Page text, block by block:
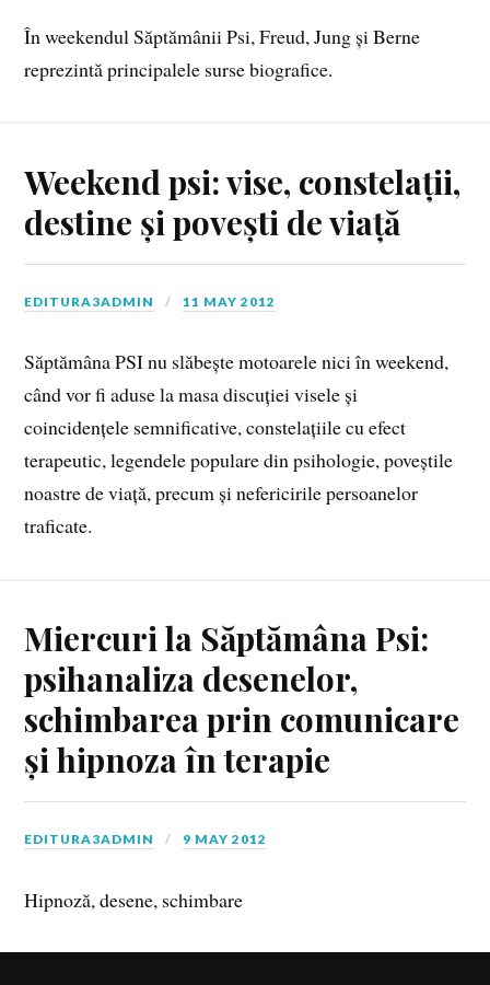
În weekendul Săptămânii Psi, Freud, Jung și Berne
reprezintă principalele surse biografice.
Weekend psi: vise, constelații,
destine și povești de viață
EDITURA3ADMIN 11 MAY 2012
Săptămâna PSI nu slăbește motoarele nici în weekend,
când vor fi aduse la masa discuției visele și
coincidențele semnificative, constelațiile cu efect
terapeutic, legendele populare din psihologie, poveștile
noastre de viață, precum și nefericirile persoanelor
traficate.
Miercuri la Săptămâna Psi:
psihanaliza desenelor,
schimbarea prin comunicare
și hipnoza în terapie
EDITURA3ADMIN 9 MAY 2012
Hipnoză, desene, schimbare